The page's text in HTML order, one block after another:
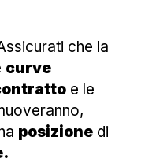
che la
curve
e le
posizione di